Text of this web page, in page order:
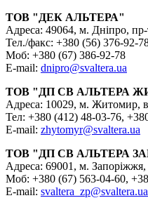
ТОВ "ДЕК АЛЬТЕРА"
Адреса: 49064, м. Дніпро, пр-
Тел./факс: +380 (56) 376-92-
Моб: +380 (67) 386-92-78
E-mail: dnipro@svaltera.ua
ТОВ "ДП СВ АЛЬТЕРА
Адреса: 10029, м. Житомир,
Тел: +380 (412) 48-03-76,
E-mail: zhytomyr@svaltera.ua
ТОВ "ДП СВ АЛЬТЕРА
Адреса: 69001, м.
Моб: +380 (67) 563-04-60,
E-mail: svaltera_zp@svaltera.ua